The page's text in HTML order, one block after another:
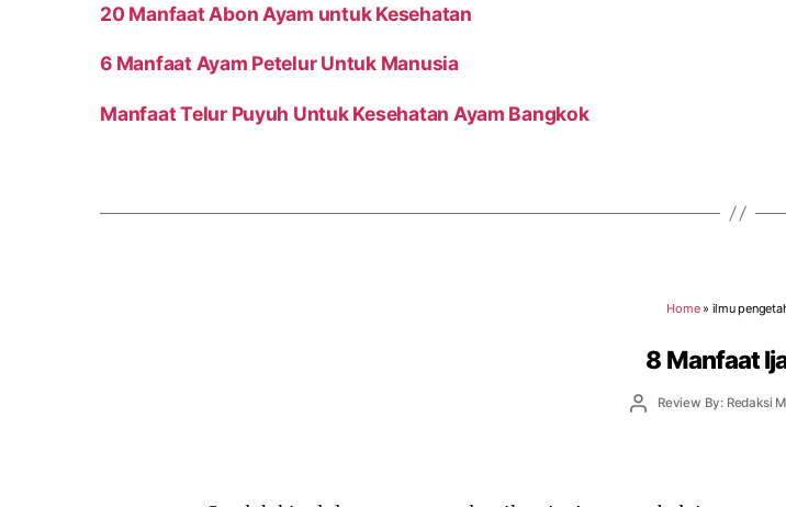
20 Manfaat Abon Ayam untuk Kesehatan
6 Manfaat Ayam Petelur Untuk Manusia
Manfaat Telur Puyuh Untuk Kesehatan Ayam Bangkok
Home» ilmu
8 Manfaat
PostReview By: Redaksi